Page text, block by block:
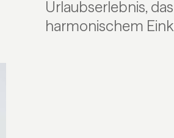
harmonischem